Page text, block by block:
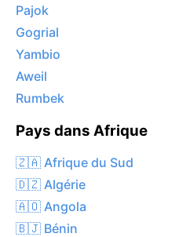
Pajok
Gogrial
Yambio
Aweil
Rumbek
Pays dans Afrique
🇿🇦 Afrique du Sud
🇩🇿 Algérie
🇦🇴 Angola
🇧🇯 Bénin